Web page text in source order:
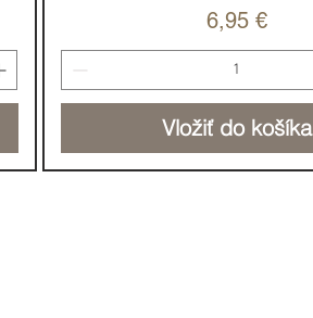
Cena
6,95 €
Vložiť do košíka